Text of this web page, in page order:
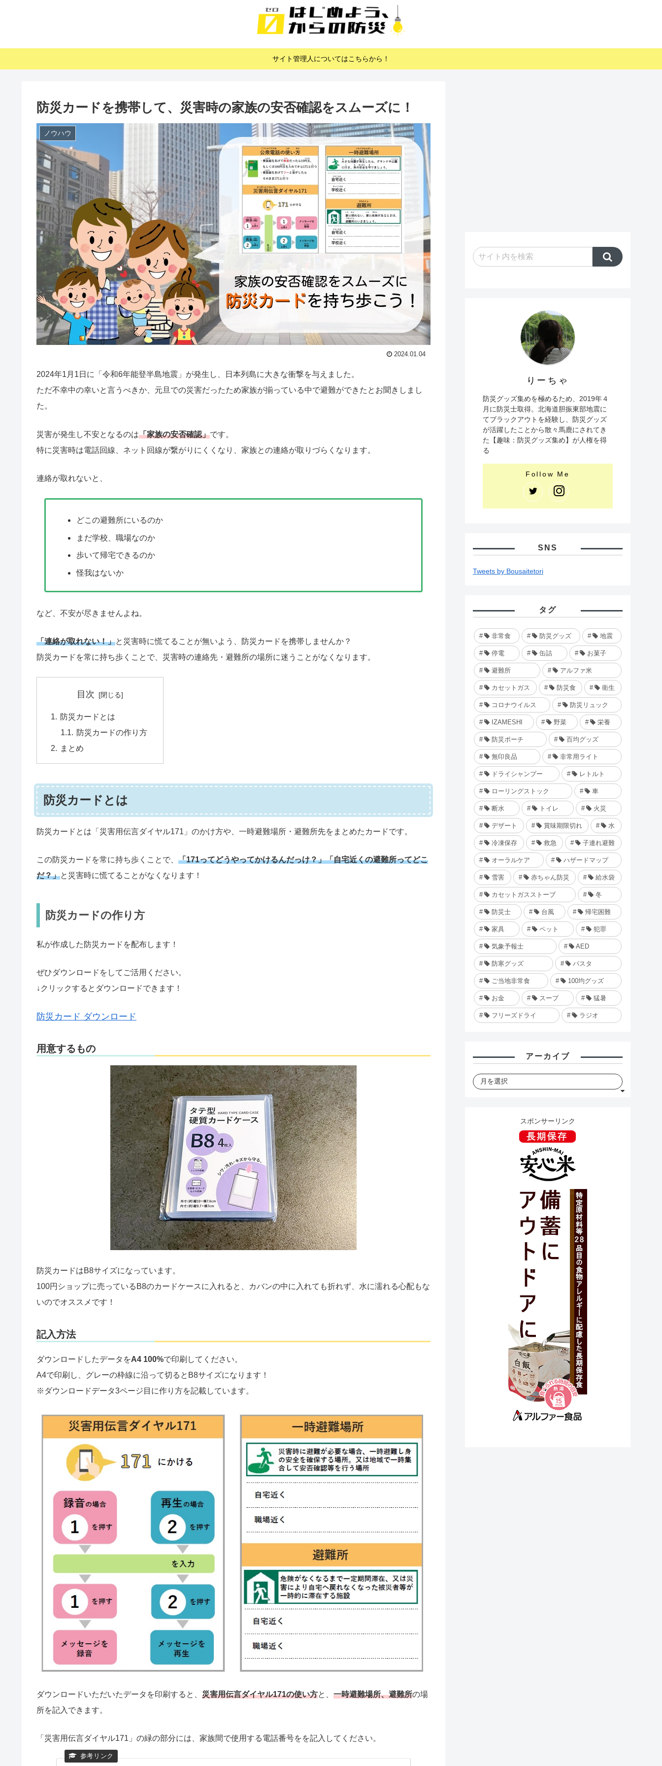
サイト管理人についてはこちらから！
防災カードを携帯して、災害時の家族の安否確認をスムーズに！
ノウハウ
2024.01.04
2024年1月1日に「令和6年能登半島地震」が発生し、日本列島に大きな衝撃を与えました。
ただ不幸中の幸いと言うべきか、元旦での災害だったため家族が揃っている中で避難ができたとお聞きしまし
た。
災害が発生し不安となるのは「家族の安否確認」です。
特に災害時は電話回線、ネット回線が繋がりにくくなり、家族との連絡が取りづらくなります。
連絡が取れないと、
どこの避難所にいるのか
まだ学校、職場なのか
歩いて帰宅できるのか
怪我はないか
など、不安が尽きませんよね。
「連絡が取れない！」と災害時に慌てることが無いよう、防災カードを携帯しませんか？
防災カードを常に持ち歩くことで、災害時の連絡先・避難所の場所に迷うことがなくなります。
目次
防災カードとは
防災カードの作り方
まとめ
防災カードとは
防災カードとは「災害用伝言ダイヤル171」のかけ方や、一時避難場所・避難所先をまとめたカードです。
この防災カードを常に持ち歩くことで、 「171ってどうやってかけるんだっけ？」「自宅近くの避難所ってどこ
だ？」と災害時に慌てることがなくなります！
防災カードの作り方
私が作成した防災カードを配布します！
ぜひダウンロードをしてご活用ください。
↓クリックするとダウンロードできます！
防災カード ダウンロード
用意するもの
防災カードはB8サイズになっています。
100円ショップに売っているB8のカードケースに入れると、カバンの中に入れても折れず、水に濡れる心配もな
いのでオススメです！
記入方法
ダウンロードしたデータをA4 100%で印刷してください。
A4で印刷し、グレーの枠線に沿って切るとB8サイズになります！
※ダウンロードデータ3ページ目に作り方を記載しています。
ダウンロードいただいたデータを印刷すると、 災害用伝言ダイヤル171の使い方と、 一時避難場所、避難所の場
所を記入できます。
「災害用伝言ダイヤル171」の緑の部分には、家族間で使用する電話番号をを記入してください。
りーちゃ
防災グッズ集めを極めるため、2019年４
月に防災士取得。北海道胆振東部地震に
てブラックアウトを経験し、防災グッズ
が活躍したことから散々馬鹿にされてき
た【趣味：防災グッズ集め】が人権を得
る
SNS
Tweets by Bousaitetori
タグ
非常食 防災グッズ 地震
停電 缶詰 お菓子
避難所 アルファ米
カセットガス 防災食 衛生
コロナウイルス 防災リュック
IZAMESHI 野菜 栄養
防災ポーチ 百均グッズ
無印良品 非常用ライト
ドライシャンプー レトルト
ローリングストック 車
断水 トイレ 火災
デザート 賞味期限切れ 水
冷凍保存 救急 子連れ避難
オーラルケア ハザードマップ
雪害 赤ちゃん防災 給水袋
カセットガスストーブ 冬
防災士 台風 帰宅困難
家具 ペット 犯罪
気象予報士 AED
防寒グッズ パスタ
ご当地非常食 100均グッズ
お金 スープ 猛暑
フリーズドライ ラジオ
アーカイブ
スポンサーリンク